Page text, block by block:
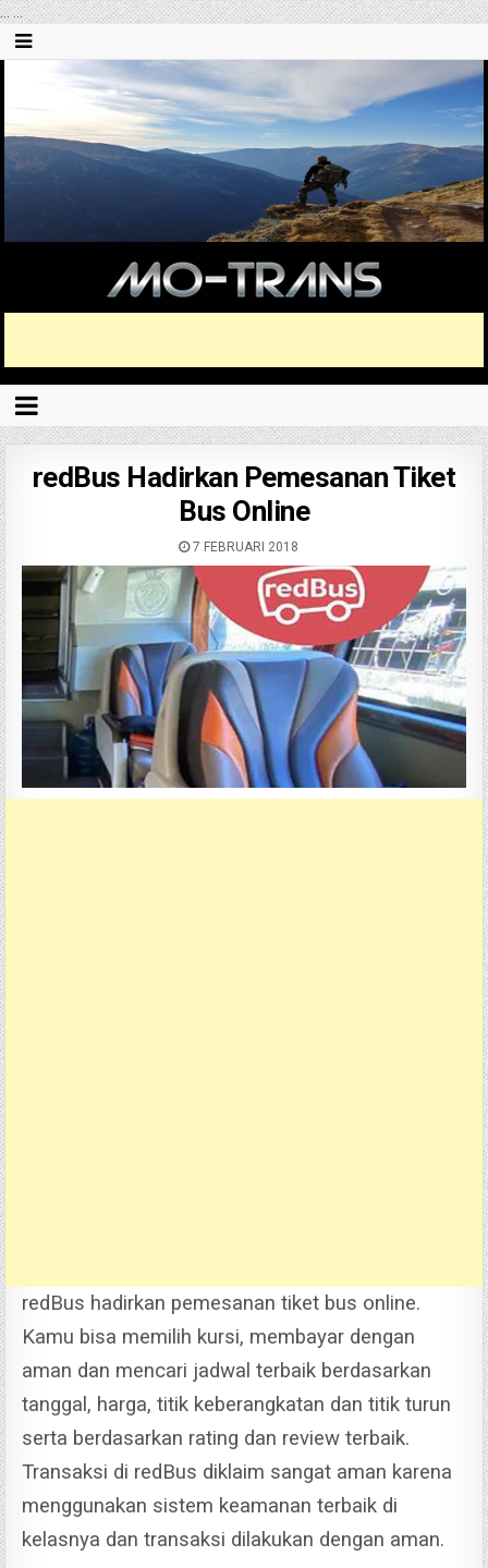
......
redBus Hadirkan Pemesanan Tiket
Bus Online
7 FEBRUARI 2018
redBus hadirkan pemesanan tiket bus online.
Kamu bisa memilih kursi, membayar dengan
aman dan mencari jadwal terbaik berdasarkan
tanggal, harga, titik keberangkatan dan titik turun
serta berdasarkan rating dan review terbaik.
Transaksi di redBus diklaim sangat aman karena
menggunakan sistem keamanan terbaik di
kelasnya dan transaksi dilakukan dengan aman.